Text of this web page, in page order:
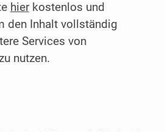
hierkostenlos und
den Inhalt vollständig
Services von
nutzen.